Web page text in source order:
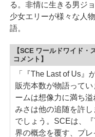
る。非情に生きる男ジ
少女エリーが様々な人
語。
【SCE ワールドワイド
コメント】
「『The Last of Us』
販売本数が物語って
ームは想像力に満ち
みさは他の追随を許
でしょう。SCEは、
界の概念を覆す、プ